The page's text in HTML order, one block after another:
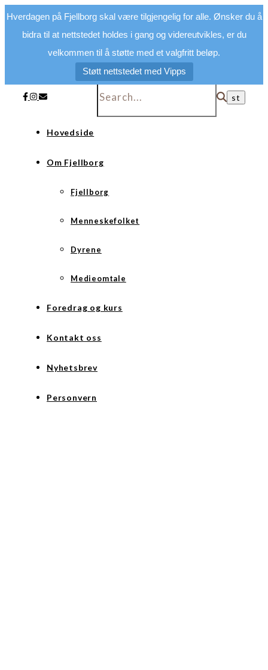
Hverdagen på Fjellborg skal være tilgjengelig for alle. Ønsker du å
bidra til at nettstedet holdes i gang og videreutvikles, er du
velkommen til å støtte med et valgfritt beløp.
Støtt nettstedet med Vipps
Hovedside
Om Fjellborg
Fjellborg
Menneskefolket
Dyrene
Medieomtale
Foredrag og kurs
Kontakt oss
Nyhetsbrev
Personvern